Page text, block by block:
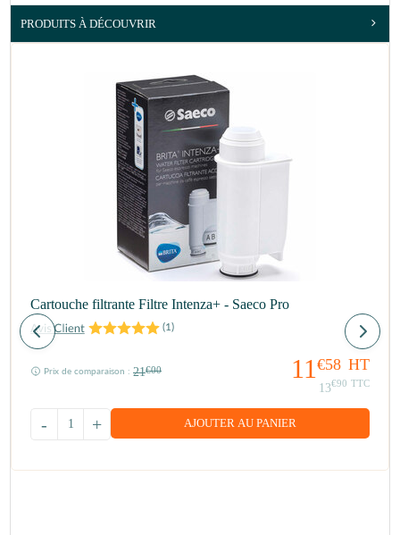
PRODUITS À DÉCOUVRIR
Cartouche filtrante Filtre Intenza+ - Saeco Pro
(1)
11 €58 HT
13€90 TTC
Prix de comparaison : 21€00
+
- AJOUTER AU PANIER